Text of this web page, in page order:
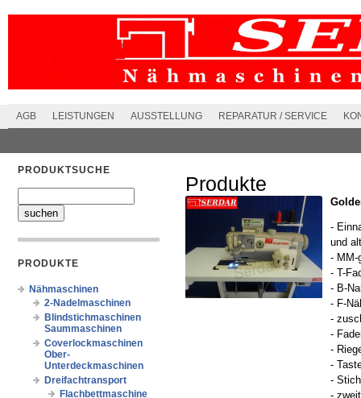
AGB LEISTUNGEN AUSSTELLUNG REPARATUR / SERVICE
PRODUKTSUCHE
PRODUKTE
Nähmaschinen
2-Nadelmaschinen
Blindstichmaschinen
Saummaschinen
Coverlockmaschinen
Ober-
Unterdeckmaschinen
Dreifachtransport
Flachbettmaschine
Produkte
-
und
- MM-
- T-
- B-
- F-
-
-
-
-
-
-